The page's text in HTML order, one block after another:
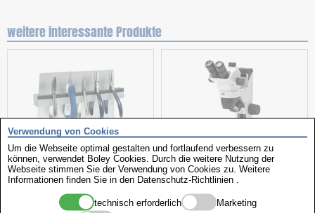
weitere interessante Produkte
Zangenständer Stereomikroskop
Verwendung von Cookies
Um die Webseite optimal gestalten und fortlaufend verbessern zu
können, verwendet Boley Cookies. Durch die weitere Nutzung der
Webseite stimmen Sie der Verwendung von Cookies zu. Weitere
Informationen finden Sie in den Datenschutz-Richtlinien
technisch erforderlich
Marketing